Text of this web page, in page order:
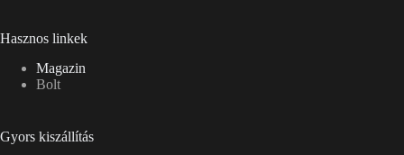
Hasznos linkek
Magazin
Bolt
Gyors kiszállítás